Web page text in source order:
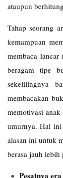
ataupun
Tahap seorang
kemampuan
membaca lancar
beragam tipe
sekelilingnya
membacakan
memotivasi
umurnya. Hal ini
alasan ini untuk
berasa jauh
Pesatnya